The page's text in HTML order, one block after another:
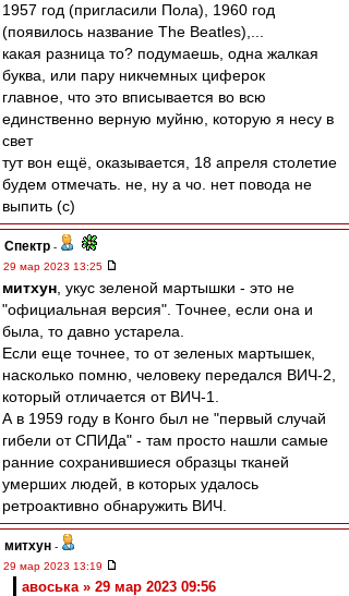
1957 год (пригласили Пола), 1960 год
(появилось название The Beatles),...
какая разница то? подумаешь, одна жалкая
буква, или пару никчемных циферок
главное, что это вписывается во всю
единственно верную муйню, которую я несу в
свет
тут вон ещё, оказывается, 18 апреля столетие
будем отмечать. не, ну а чо. нет повода не
выпить (с)
Спектр -
29 мар 2023 13:25
митхун , укус зеленой мартышки - это не
"официальная версия". Точнее, если она и
была, то давно устарела.
Если еще точнее, то от зеленых мартышек,
насколько помню, человеку передался ВИЧ-2,
который отличается от ВИЧ-1.
А в 1959 году в Конго был не "первый случай
гибели от СПИДа" - там просто нашли самые
ранние сохранившиеся образцы тканей
умерших людей, в которых удалось
ретроактивно обнаружить ВИЧ.
митхун -
29 мар 2023 13:19
авоська » 29 мар 2023 09:56